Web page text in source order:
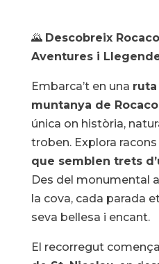
🌄 Descobreix
Aventures i
Embarca’t en una
muntanya de
única on història,
troben. Explora
que semblen trets
Des del monumental
la cova, cada parada
seva bellesa i encant.
El recorregut